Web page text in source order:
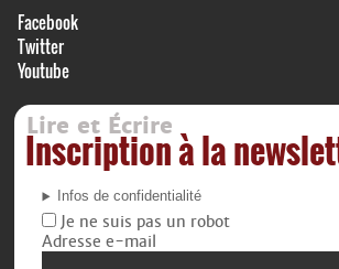
Facebook
Twitter
Youtube
Lire et Écrire
Inscription à la
Infos de confidentialité
Je ne suis pas un robot
Adresse e-mail